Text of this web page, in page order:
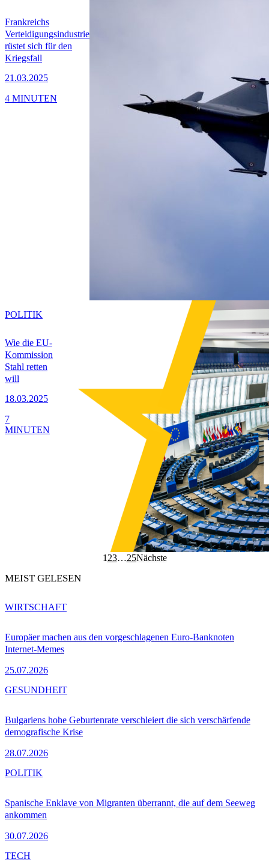
Frankreichs
Verteidigungsindustrie
rüstet sich für den
Kriegsfall
21.03.2025
4 MINUTEN
Wie die EU-
Kommission
Stahl retten
will
18.03.2025
POLITIK
7
MINUTEN
1 23…25Nächste
MEIST GELESEN
Europäer machen aus den vorgeschlagenen Euro-Banknoten
Internet-Memes
25.07.2026
WIRTSCHAFT
Bulgariens hohe Geburtenrate verschleiert die sich verschärfende
demografische Krise
28.07.2026
GESUNDHEIT
Spanische Enklave von Migranten überrannt, die auf dem Seeweg
ankommen
30.07.2026
POLITIK
TECH